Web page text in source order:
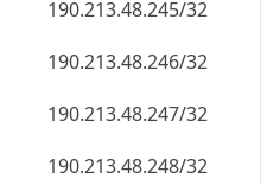
190.213.48.245/32
190.213.48.246/32
190.213.48.247/32
190.213.48.248/32